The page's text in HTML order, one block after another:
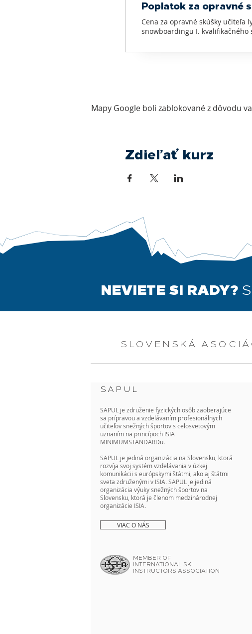
Poplatok za opravné
Cena za opravné skúšky učiteľa
snowboardingu I. kvalifikačného
Mapy Google boli zablokované z dôvodu
Zdieľať kurz
NEVIETE SI RADY?
SLOVENSKÁ
SAPUL
SAPUL je združenie fyzických osôb zaoberajúce
sa prípravou a vzdelávaním profesionálnych
učiteľov snežných športov s celosvetovým
uznaním na princípoch ISIA
MINIMUMSTANDARDu.
SAPUL je jediná organizácia na Slovensku, ktorá
rozvíja svoj systém vzdelávania v úzkej
komunikácii s európskymi štátmi, ako aj štátmi
sveta združenými v ISIA. SAPUL je jediná
organizácia výuky snežných športov na
Slovensku, ktorá je členom medzinárodnej
organizácie ISIA.
VIAC O NÁS
MEMBER OF
INTERNATIONAL SKI
INSTRUCTORS ASSOCIATION